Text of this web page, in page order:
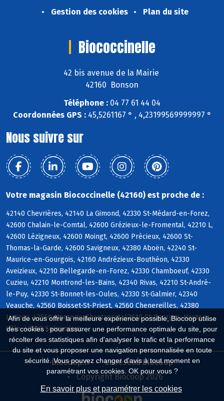
Afin de vous offrir la meilleure expérience possible, Biocoop utilise
des cookies : pour assurer une performance optimale du site, pour
récolter des statistiques afin d'analyser le trafic et la performance
du site et vous proposer une navigation personnalisée en toute
sécurité. Vous pouvez changer d'avis à tout moment en
paramétrant vos cookies. OK pour vous ?
En savoir plus et paramétrer les cookies
Gestion des cookies
Plan du site
Biococcinelle
42 bis avenue de la Mairie
42160 Bonson
Téléphone : 04 77 61 44 04
Coordonnées GPS :45,5261167 ° , 4,23199569999997 °
Nous suivre sur
Votre magasin Biococcinelle (42160) est proche de :
42140 Chevrières, 42140 La Gimond, 42330 St-Médard-en-Forez,
42600 Chalain-le-Comtal, 42600 Grézieux-le-Fromental, 42210 L,
42600 Lézigneux, 42600 Moingt, 42600 Précieux, 42600 St-
Thomas-la-Garde, 42600 Savigneux, 42380 Aboën, 42240 St-
Maurice-en-Gourgois, 42160 Andrézieux-Bouthéon, 42330
Aveizieux, 42210 Bellegarde-en-Forez, 42330 Chamboeuf, 42330
Cuzieu, 42210 Montrond-les-Bains, 42340 Rivas, 42210 St-André-
le-Puy, 42330 St-Bonnet-les-Oules, 42330 St-Galmier, 42340
Veauche, 42560 Boisset-St-Priest, 42560 Chenereilles, 42380
Luriecq, 42560 Margerie-Chantagret, 42610 St-Georges-Haute-
Ville, 42560 Soleymieux
Biocoop.fr
Le réseau Biocoop
Copyright Biocoop 2026